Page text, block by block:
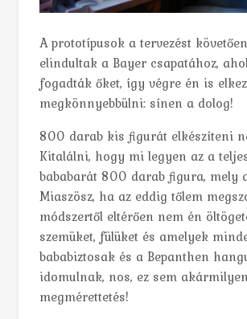
A prototípusok a tervezést
elindultak a Bayer csapatához,
fogadták őket, így végre én is
megkönnyebbülni: sínen a dolog!
800 darab kis figurát elkészíteni
Kitalálni, hogy mi legyen az a
bababarát 800 darab figura, mely
Miaszösz, ha az eddig tőlem
módszertől eltérően nem én
szemüket, fülüket és amelyek
bababiztosak és a Bepanthen
idomulnak, nos, ez sem
megmérettetés!